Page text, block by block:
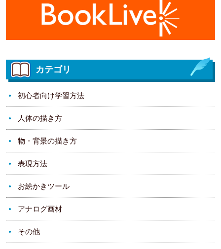
カテゴリ
初心者向け学習方法
人体の描き方
物・背景の描き方
表現方法
お絵かきツール
アナログ画材
その他